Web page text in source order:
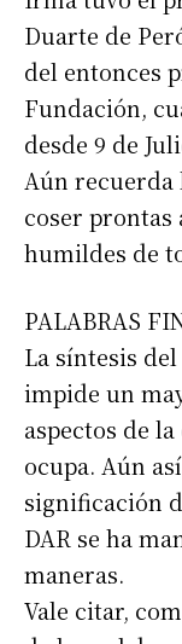
Duarte de
del entonces
Fundación,
desde 9 de
Aún recuerda
coser
humildes de
PALABRAS
La síntesis
impide un
aspectos de
ocupa. Aún
significación
DAR se ha
maneras.
Vale citar,